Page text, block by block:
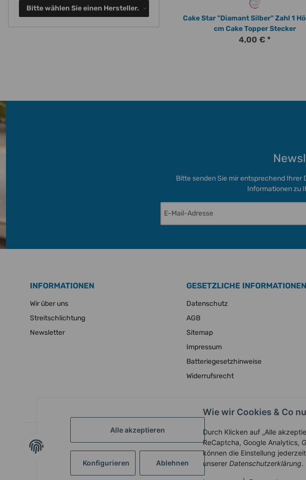
Alle akzeptieren
Konfigurieren Ablehnen
Wie wir Cookies & Co
Durch Klicken auf „Alle
ReCaptcha, Google Analytics,
können die Einstellung
unserer Datenschutzerklärung.
Hochzeit Mr. Mrs. Brautpaar gold Acryl Cake
Cake Star "Diamant Silber" Zahl 1
cm Cake Topper Stecker
4,00 € *
Bitte wählen Sie einen Hersteller.
Bitte senden Sie mir entsprechend Ihrer
Informationen zu
INFORMATIONEN
Wir über uns
Streitschlichtung
Newsletter
GESETZLICHE INFORMATIONEN
Datenschutz
AGB
Sitemap
Impressum
Batteriegesetzhinweise
Widerrufsrecht
* Alle Preise